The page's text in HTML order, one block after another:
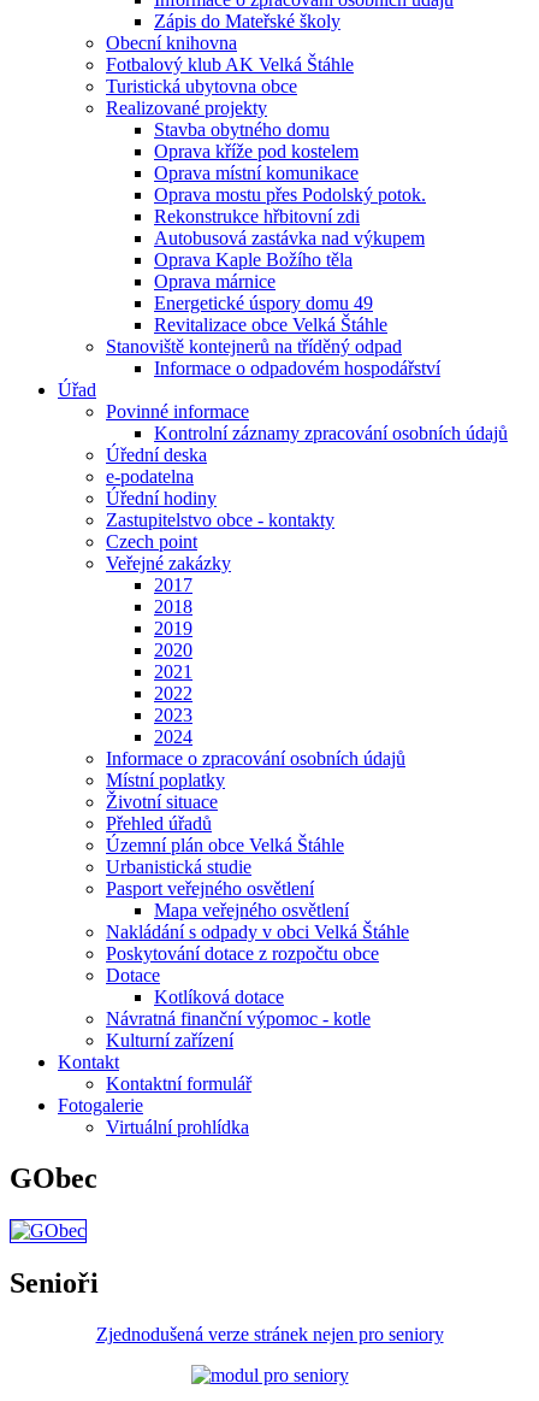
Zápis do Mateřské školy
Obecní knihovna
Fotbalový klub AK Velká Štáhle
Turistická ubytovna obce
Realizované projekty
Stavba obytného domu
Oprava kříže pod kostelem
Oprava místní komunikace
Oprava mostu přes Podolský potok.
Rekonstrukce hřbitovní zdi
Autobusová zastávka nad výkupem
Oprava Kaple Božího těla
Oprava márnice
Energetické úspory domu 49
Revitalizace obce Velká Štáhle
Stanoviště kontejnerů na tříděný odpad
Informace o odpadovém hospodářství
Úřad
Povinné informace
Kontrolní záznamy zpracování osobních údajů
Úřední deska
e-podatelna
Úřední hodiny
Zastupitelstvo obce - kontakty
Czech point
Veřejné zakázky
2017
2018
2019
2020
2021
2022
2023
2024
Informace o zpracování osobních údajů
Místní poplatky
Životní situace
Přehled úřadů
Územní plán obce Velká Štáhle
Urbanistická studie
Pasport veřejného osvětlení
Mapa veřejného osvětlení
Nakládání s odpady v obci Velká Štáhle
Poskytování dotace z rozpočtu obce
Dotace
Kotlíková dotace
Návratná finanční výpomoc - kotle
Kulturní zařízení
Kontakt
Kontaktní formulář
Fotogalerie
Virtuální prohlídka
GObec
Senioři
Zjednodušená verze stránek nejen pro seniory